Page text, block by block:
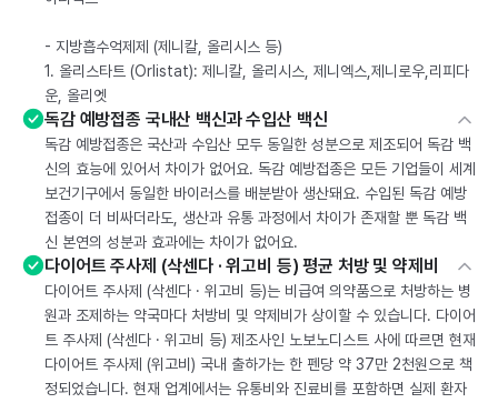
- 지방흡수억제제 (제니칼, 올리시스 등)
1. 올리스타트 (Orlistat): 제니칼, 올리시스, 제니엑스,제니로우,리피다
운, 올리엣
독감 예방접종 국내산 백신과 수입산 백신
독감 예방접종은 국산과 수입산 모두 동일한 성분으로 제조되어 독감 백
신의 효능에 있어서 차이가 없어요. 독감 예방접종은 모든 기업들이 세계
보건기구에서 동일한 바이러스를 배분받아 생산돼요. 수입된 독감 예방
접종이 더 비싸더라도, 생산과 유통 과정에서 차이가 존재할 뿐 독감 백
신 본연의 성분과 효과에는 차이가 없어요.
다이어트 주사제 (삭센다 · 위고비 등) 평균 처방 및 약제비
다이어트 주사제 (삭센다 · 위고비 등)는 비급여 의약품으로 처방하는 병
원과 조제하는 약국마다 처방비 및 약제비가 상이할 수 있습니다. 다이어
트 주사제 (삭센다 · 위고비 등) 제조사인 노보노디스트 사에 따르면 현재
다이어트 주사제 (위고비) 국내 출하가는 한 펜당 약 37만 2천원으로 책
정되었습니다. 현재 업계에서는 유통비와 진료비를 포함하면 실제 환자